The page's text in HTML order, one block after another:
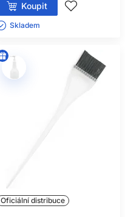
Koupit
Skladem ㅤ
Oficiální distribuce